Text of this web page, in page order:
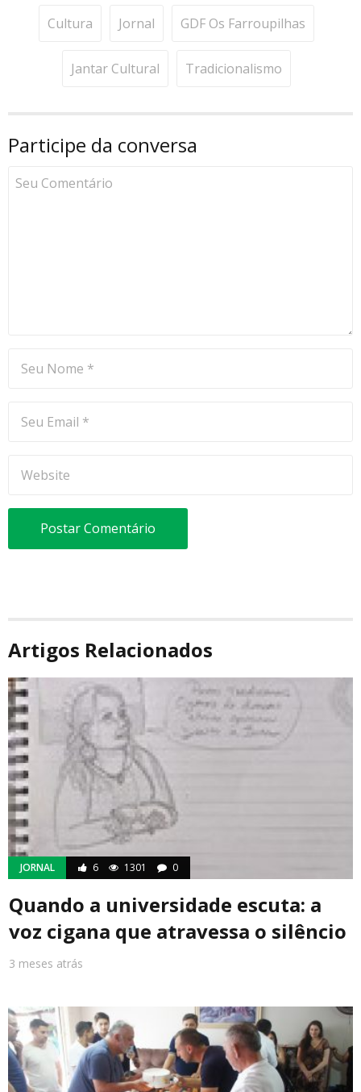
Cultura Jornal GDF Os Farroupilhas
Jantar Cultural Tradicionalismo
Participe da conversa
Artigos Relacionados
JORNAL 6 1301 0
Quando a universidade escuta: a
voz cigana que atravessa o silêncio
3 meses atrás